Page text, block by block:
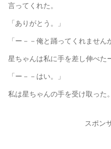
言ってくれた。
「ありがとう。」
「ー－－俺と踊ってくれません
星ちゃんは私に手を差し伸べた
「ー－－はい。」
私は星ちゃんの手を受け取った。
スポン